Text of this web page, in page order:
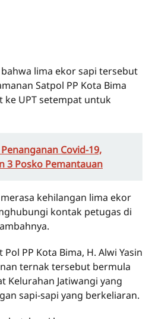
lima ekor sapi tersebut
Satpol PP Kota Bima
UPT setempat untuk
Covid-19,
3 Posko Pemantauan
kehilangan lima ekor
kontak petugas di
PP Kota Bima, H. Alwi Yasin
ternak tersebut bermula
Kelurahan Jatiwangi yang
sapi-sapi yang berkeliaran.